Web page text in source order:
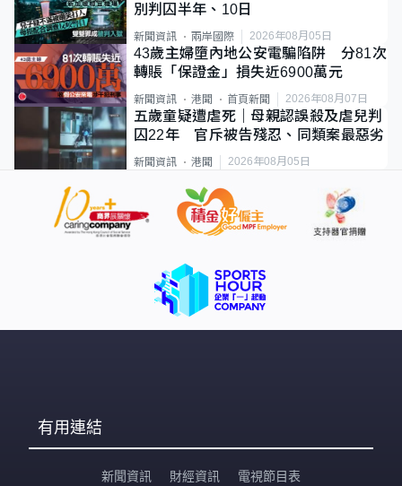
別判囚半年、10日
新聞資訊 兩岸國際 2026年08月05日
43歲主婦墮內地公安電騙陷阱 分81次
轉賬「保證金」損失近6900萬元
新聞資訊 港聞 首頁新聞 2026年08月07日
五歲童疑遭虐死｜母親認誤殺及虐兒判
囚22年 官斥被告殘忍、同類案最惡劣
新聞資訊 港聞 2026年08月05日
有用連結
新聞資訊 財經資訊 電視節目表